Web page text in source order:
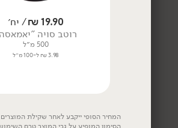
קרם קוקוס אורגני - לב
19.90
₪/ יח׳
רוטב סויה
500 מ״ל
3.98 ₪ ל-100 מ״ל
המחיר הסופי ייקבע לאחר שקילת